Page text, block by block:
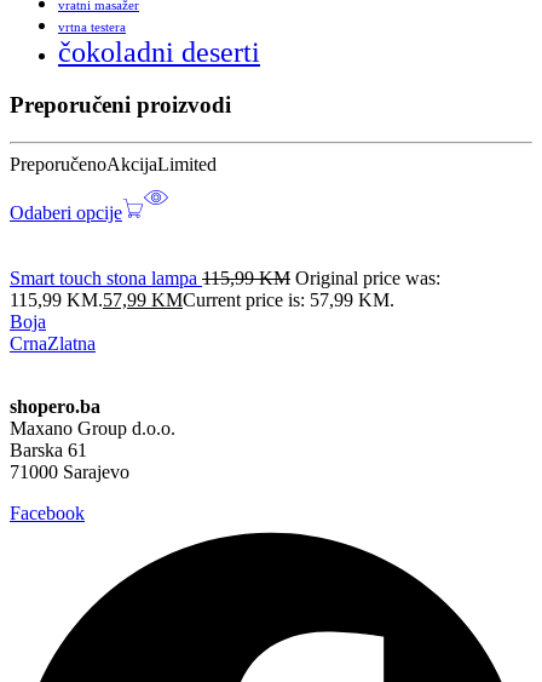
vratni masažer
vrtna testera
čokoladni deserti
Preporučeni proizvodi
PreporučenoAkcijaLimited
Odaberi opcije
Smart touch stona lampa 115,99KM Original price was:
115,99 KM.57,99 KMCurrent price is: 57,99 KM.
Boja
CrnaZlatna
shopero.ba
Maxano Group d.o.o.
Barska 61
71000 Sarajevo
Facebook